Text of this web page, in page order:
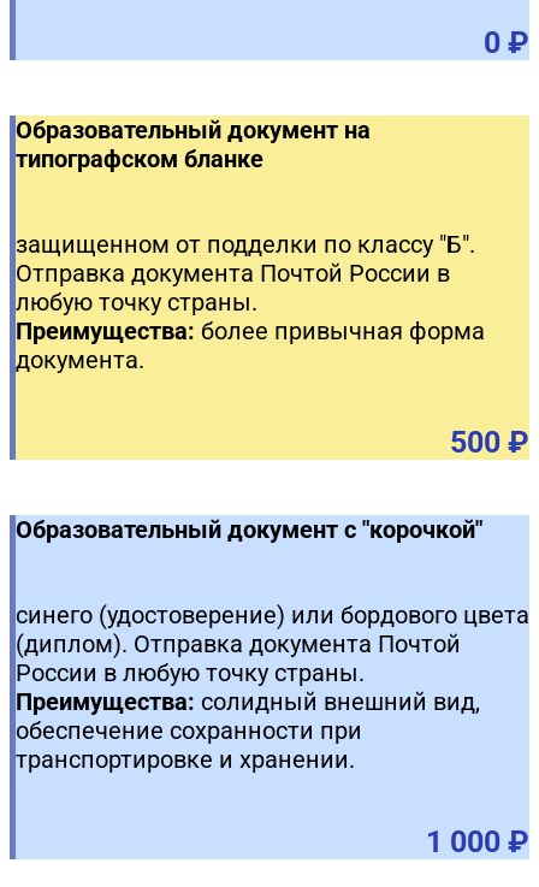
0 ₽
Образовательный документ на
типографском бланке
защищенном от подделки по классу "Б".
Отправка документа Почтой России в
любую точку страны.
Преимущества: более привычная форма
документа.
500 ₽
Образовательный документ с "корочкой"
синего (удостоверение) или бордового цвета
(диплом). Отправка документа Почтой
России в любую точку страны.
Преимущества: солидный внешний вид,
обеспечение сохранности при
транспортировке и хранении.
1 000 ₽